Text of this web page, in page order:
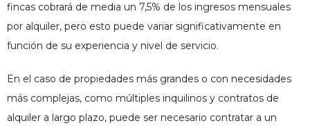
fincas cobrará de media un 7,5% de los ingresos mensuales
por alquiler, pero esto puede variar significativamente en
función de su experiencia y nivel de servicio.
En el caso de propiedades más grandes o con necesidades
más complejas, como múltiples inquilinos y contratos de
alquiler a largo plazo, puede ser necesario contratar a un